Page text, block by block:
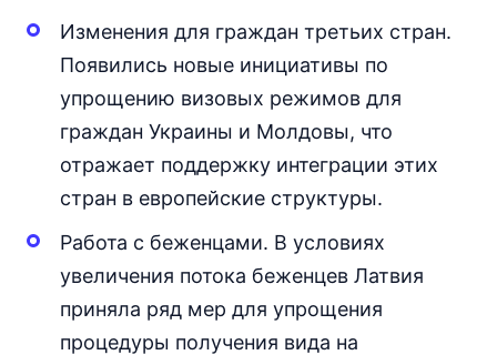
Изменения для граждан третьих стран.
Появились новые инициативы по
упрощению визовых режимов для
граждан Украины и Молдовы, что
отражает поддержку интеграции этих
стран в европейские структуры.
Работа с беженцами. В условиях
увеличения потока беженцев Латвия
приняла ряд мер для упрощения
процедуры получения вида на